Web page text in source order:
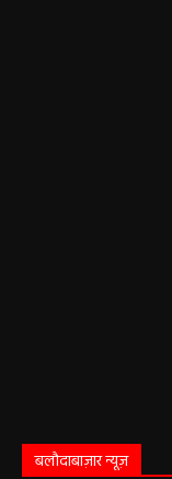
बलौदाबाज़ार न्यूज़